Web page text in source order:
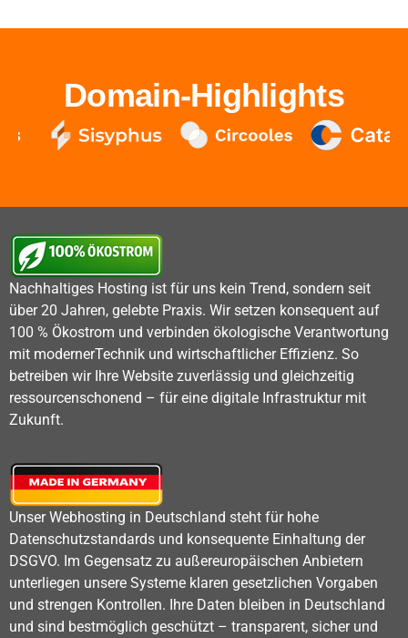
Domain-Highlights
Nachhaltiges Hosting ist für uns kein Trend, sondern seit
über 20 Jahren, gelebte Praxis. Wir setzen konsequent auf
100 % Ökostrom und verbinden ökologische Verantwortung
mit modernerTechnik und wirtschaftlicher Effizienz. So
betreiben wir Ihre Website zuverlässig und gleichzeitig
ressourcenschonend – für eine digitale Infrastruktur mit
Zukunft.
Unser Webhosting in Deutschland steht für hohe
Datenschutzstandards und konsequente Einhaltung der
DSGVO. Im Gegensatz zu außereuropäischen Anbietern
unterliegen unsere Systeme klaren gesetzlichen Vorgaben
und strengen Kontrollen. Ihre Daten bleiben in Deutschland
und sind bestmöglich geschützt – transparent, sicher und